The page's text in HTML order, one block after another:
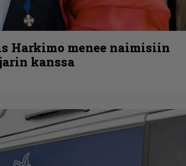
Harkimo menee naimisiin
kanssa